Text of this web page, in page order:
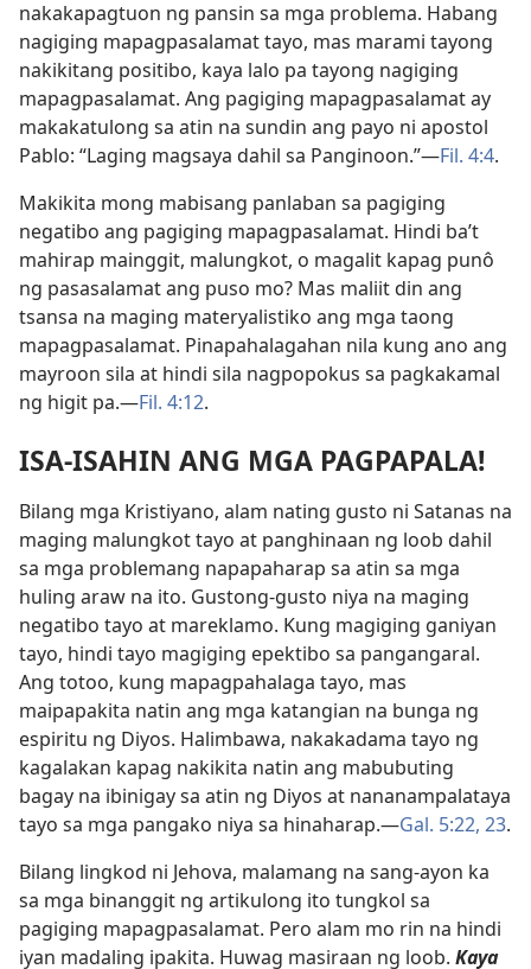
nakakapagtuon ng pansin sa mga problema. Habang
nagiging mapagpasalamat tayo, mas marami tayong
nakikitang positibo, kaya lalo pa tayong nagiging
mapagpasalamat. Ang pagiging mapagpasalamat ay
makakatulong sa atin na sundin ang payo ni apostol
Pablo: “Laging magsaya dahil sa Panginoon.”​—Fil. 4:4.
Makikita mong mabisang panlaban sa pagiging
negatibo ang pagiging mapagpasalamat. Hindi ba’t
mahirap mainggit, malungkot, o magalit kapag punô
ng pasasalamat ang puso mo? Mas maliit din ang
tsansa na maging materyalistiko ang mga taong
mapagpasalamat. Pinapahalagahan nila kung ano ang
mayroon sila at hindi sila nagpopokus sa pagkakamal
ng higit pa.​—Fil. 4:12.
ISA-ISAHIN ANG MGA PAGPAPALA!
Bilang mga Kristiyano, alam nating gusto ni Satanas na
maging malungkot tayo at panghinaan ng loob dahil
sa mga problemang napapaharap sa atin sa mga
huling araw na ito. Gustong-gusto niya na maging
negatibo tayo at mareklamo. Kung magiging ganiyan
tayo, hindi tayo magiging epektibo sa pangangaral.
Ang totoo, kung mapagpahalaga tayo, mas
maipapakita natin ang mga katangian na bunga ng
espiritu ng Diyos. Halimbawa, nakakadama tayo ng
kagalakan kapag nakikita natin ang mabubuting
bagay na ibinigay sa atin ng Diyos at nananampalataya
tayo sa mga pangako niya sa hinaharap.​—Gal. 5:22, 23.
Bilang lingkod ni Jehova, malamang na sang-ayon ka
sa mga binanggit ng artikulong ito tungkol sa
pagiging mapagpasalamat. Pero alam mo rin na hindi
iyan madaling ipakita. Huwag masiraan ng loob. Kaya